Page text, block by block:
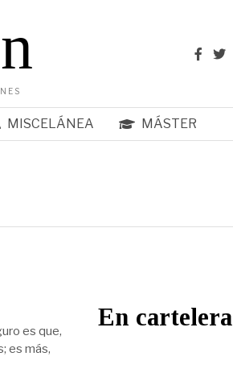
MISCELÁNEA MÁSTER
es que,
es más,
En cartelera